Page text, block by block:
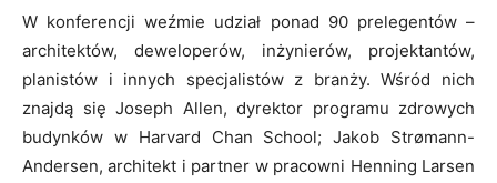
W konferencji weźmie udział ponad 90 prelegentów –
architektów, deweloperów, inżynierów, projektantów,
planistów i innych specjalistów z branży. Wśród nich
znajdą się Joseph Allen, dyrektor programu zdrowych
budynków w Harvard Chan School; Jakob Strømann-
Andersen, architekt i partner w pracowni Henning Larsen